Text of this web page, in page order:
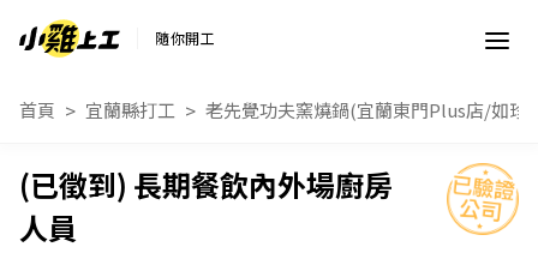
隨你開工
首頁 宜蘭縣打工 老先覺功夫窯燒鍋(宜蘭東門Plus店/如珍
長期餐飲內外場廚房
人員